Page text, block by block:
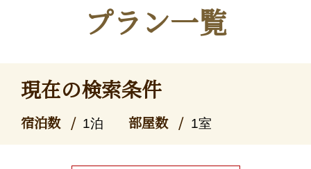
プラン一覧
現在の検索条件
宿泊数 1泊 部屋数 1室